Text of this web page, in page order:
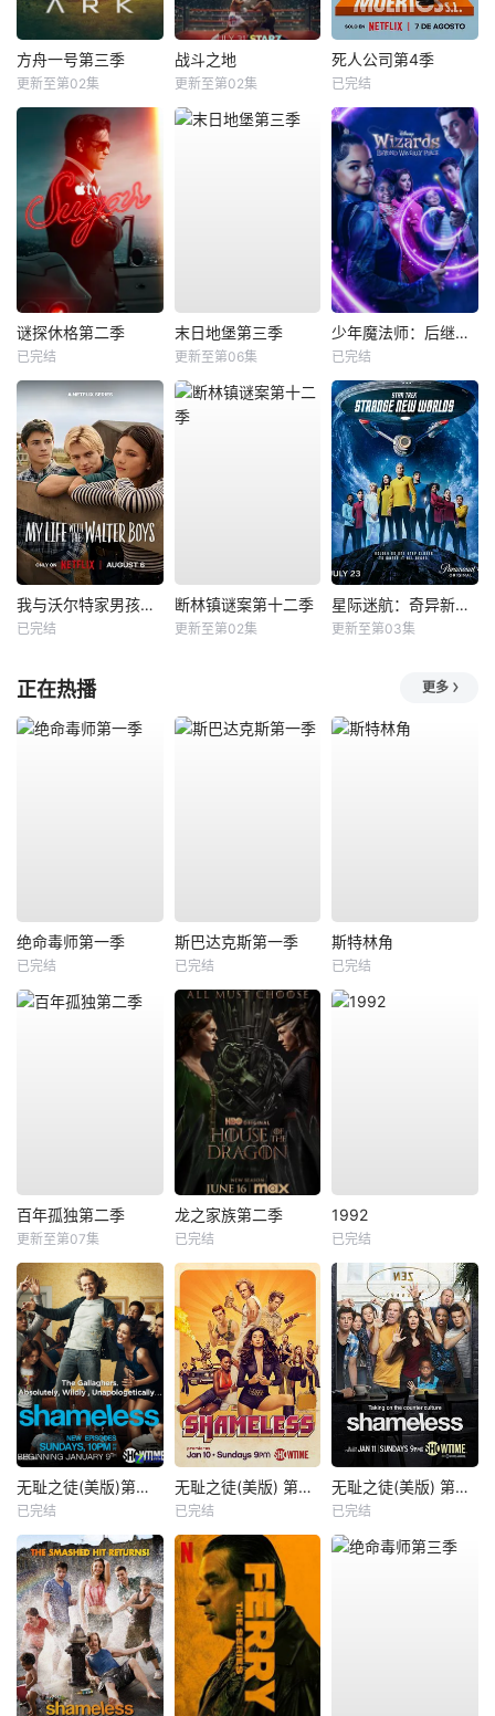
方舟一号第三季
更新至第02集
战斗之地
更新至第02集
死人公司第4季
已完结
谜探休格第二季
已完结
末日地堡第三季
更新至第06集
少年魔法师：后继者第三季
已完结
我与沃尔特家男孩的生活第三季
已完结
断林镇谜案第十二季
更新至第02集
星际迷航：奇异新世界第四季
更新至第03集
正在热播 更多
绝命毒师第一季
已完结
斯巴达克斯第一季
已完结
斯特林角
已完结
百年孤独第二季
更新至第07集
龙之家族第二季
已完结
1992
已完结
无耻之徒(美版)第一季
已完结
无耻之徒(美版) 第六季
已完结
无耻之徒(美版) 第五季
已完结